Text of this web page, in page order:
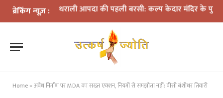
ब्रेकिंग न्यूज़ :
धराली आपदा की पहली बरसी: कल्प केदार मंदिर के पुनर्निर्माण की
Home » अवैध निर्माण पर MDA का सख्त एक्शन, नियमों से समझौता नहीं: वीसी बंशीधर तिवारी